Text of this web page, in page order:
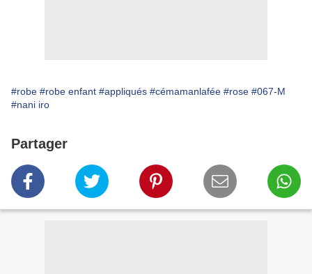
#robe #robe enfant #appliqués #cémamanlafée #rose #067-M
#nani iro
Partager